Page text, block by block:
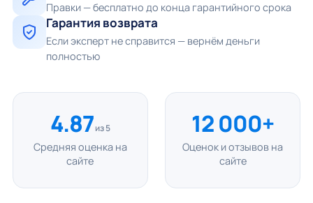
Правки — бесплатно до конца гарантийного срока
Гарантия возврата
Если эксперт не справится — вернём деньги
полностью
4.87из 5
Средняя оценка на
сайте
12 000+
Оценок и отзывов на
сайте